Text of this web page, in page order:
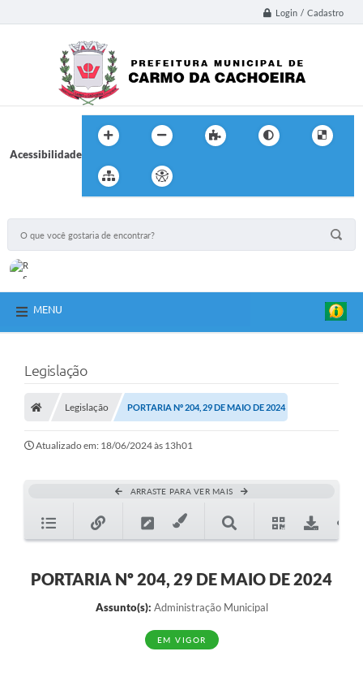
Login / Cadastro
Acessibilidade
MENU
Legislação
Legislação PORTARIA Nº 204, 29 DE MAIO DE 2024
Atualizado em: 18/06/2024 às 13h01
ARRASTE PARA VER MAIS
PORTARIA Nº 204, 29 DE MAIO DE 2024
Assunto(s): Administração Municipal
EM VIGOR